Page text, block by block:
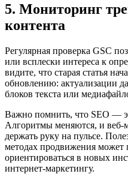
5. Мониторинг
контента
Регулярная проверка GSC
или всплески интереса к
видите, что старая статья
обновлению: актуализации
блоков текста или
Важно помнить, что SEO —
Алгоритмы меняются, и веб-
держать руку на пульсе.
методах продвижения может
ориентироваться в новых
интернет-маркетингу.